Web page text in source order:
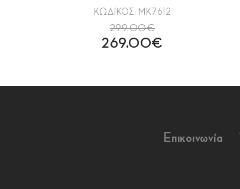
ΚΩΔΙΚΟΣ: MK7612
299.00€
269.00€
Επικοινωνία